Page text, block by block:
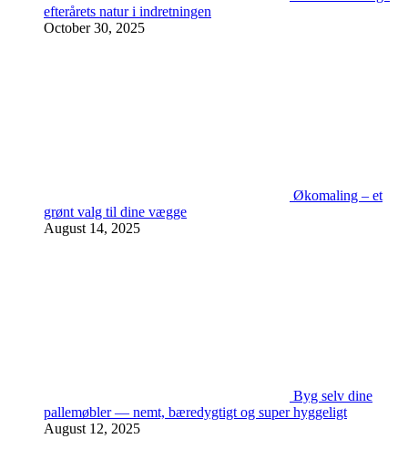
efterårets natur i indretningen
October 30, 2025
Økomaling – et
grønt valg til dine vægge
August 14, 2025
Byg selv dine
pallemøbler — nemt, bæredygtigt og super hyggeligt
August 12, 2025